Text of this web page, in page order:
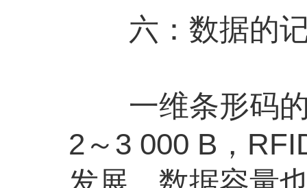
六：数据的记
一维条形码的
2～3 000 B，